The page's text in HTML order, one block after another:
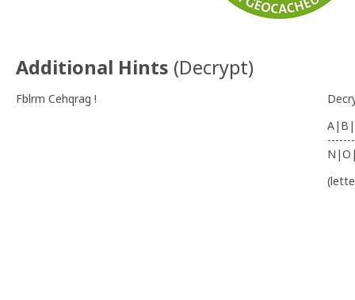
Additional Hints (Decrypt)
Fblrm Cehqrag !